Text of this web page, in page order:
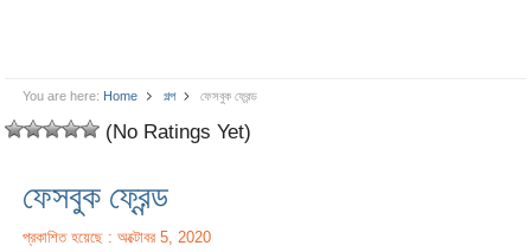
You are here: Home গল্প ফেসবুক ফ্রেন্ড
(No Ratings Yet)
ফেসবুক ফ্রেন্ড
প্রকাশিত হয়েছে : অক্টোবর 5, 2020